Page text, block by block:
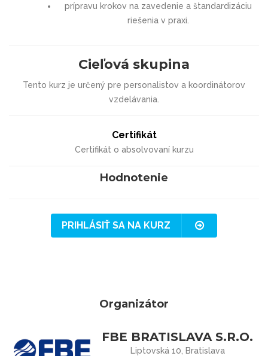
prípravu krokov na zavedenie a štandardizáciu
riešenia v praxi.
Cieľová skupina
Tento kurz je určený pre personalistov a koordinátorov
vzdelávania.
Certifikát
Certifikát o absolvovaní kurzu
Hodnotenie
PRIHLÁSIŤ SA NA KURZ
Organizátor
FBE BRATISLAVA S.R.O.
Liptovská 10, Bratislava